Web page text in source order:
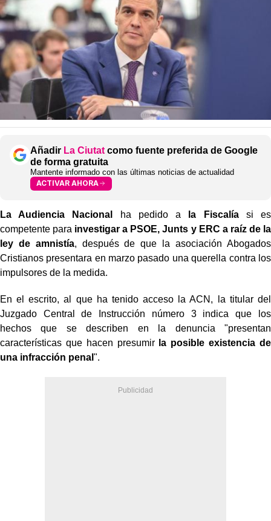
Añadir La Ciutat como fuente preferida de Google
de forma gratuita
Mantente informado con las últimas noticias de actualidad
ACTIVAR AHORA
La Audiencia Nacional ha pedido a la Fiscalíasi es
competente para investigar a PSOE, Junts y ERC a raíz de la
ley de amnistía, después de que la asociación Abogados
Cristianos presentara en marzo pasado una querella contra los
impulsores de la medida.
En el escrito, al que ha tenido acceso la ACN, la titular del
Juzgado Central de Instrucción número 3 indica que los
hechos que se describen en la denuncia "presentan
características que hacen presumir la posible existencia de
una infracción penal ".